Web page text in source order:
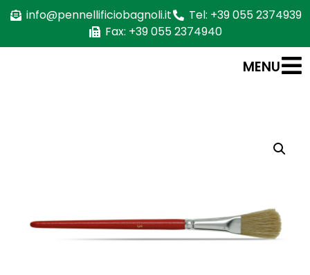
info@pennellificiobagnoli.it
Tel: +39 055 2374939
Fax: +39 055 2374940
MENU